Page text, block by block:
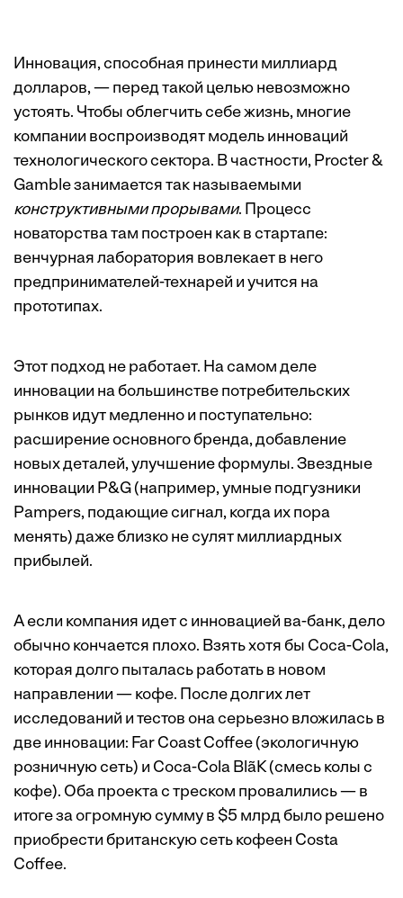
Инновация, способная принести миллиард
долларов, — перед такой целью невозможно
устоять. Чтобы облегчить себе жизнь, многие
компании воспроизводят модель инноваций
технологического сектора. В частности, Procter &
Gamble занимается так называемыми
конструктивными прорывами. Процесс
новаторства там построен как в стартапе:
венчурная лаборатория вовлекает в него
предпринимателей-технарей и учится на
прототипах.
Этот подход не работает. На самом деле
инновации на большинстве потребительских
рынков идут медленно и поступательно:
расширение основного бренда, добавление
новых деталей, улучшение формулы. Звездные
инновации P&G (например, умные подгузники
Pampers, подающие сигнал, когда их пора
менять) даже близко не сулят миллиардных
прибылей.
А если компания идет с инновацией ва-банк, дело
обычно кончается плохо. Взять хотя бы Coca-Cola,
которая долго пыталась работать в новом
направлении — кофе. После долгих лет
исследований и тестов она серьезно вложилась в
две инновации: Far Coast Coffee (экологичную
розничную сеть) и Coca-Cola BlãK (смесь колы с
кофе). Оба проекта с треском провалились — в
итоге за огромную сумму в $5 млрд было решено
приобрести британскую сеть кофеен Costa
Coffee.